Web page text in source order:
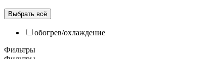
Выбрать всё
обогрев/охлаждение
Фильтры